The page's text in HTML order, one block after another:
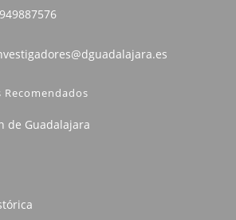
949887576
Recomendados
de Guadalajara